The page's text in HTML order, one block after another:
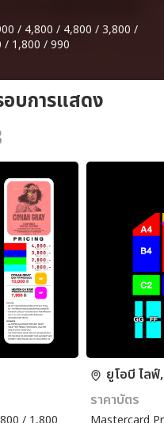
/ 4,800 / 4,800 / 3,800 /
/ 1,800 / 990
บการแสดง
ยูโอบี ไลฟ์
ราคาบัตร